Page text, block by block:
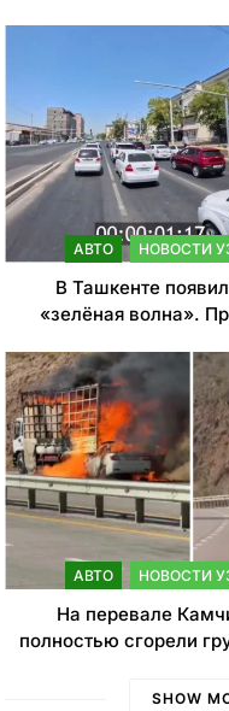
АВТО НОВОСТИ
В Ташкенте
«зелёная волна».
АВТО НОВОСТИ
На перевале
полностью сгорели
SHOW